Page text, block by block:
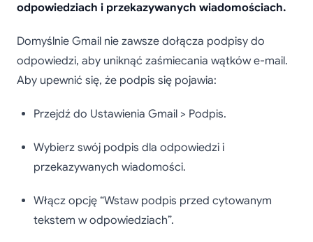
odpowiedziach i przekazywanych wiadomościach.
Domyślnie Gmail nie zawsze dołącza podpisy do
odpowiedzi, aby uniknąć zaśmiecania wątków e-mail.
Aby upewnić się, że podpis się pojawia:
Przejdź do Ustawienia Gmail > Podpis.
Wybierz swój podpis dla odpowiedzi i
przekazywanych wiadomości.
Włącz opcję “Wstaw podpis przed cytowanym
tekstem w odpowiedziach”.